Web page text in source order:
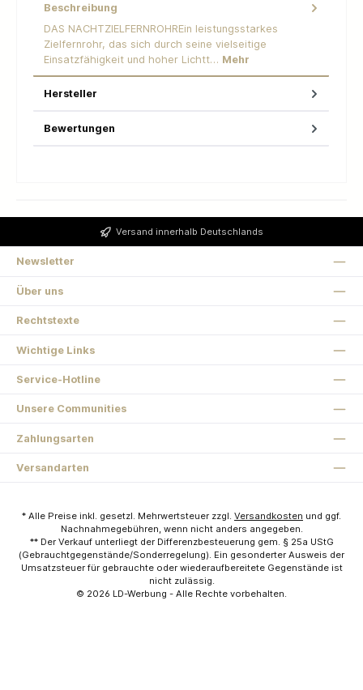
Beschreibung
DAS NACHTZIELFERNROHREin leistungsstarkes
Zielfernrohr, das sich durch seine vielseitige
Einsatzfähigkeit und hoher Lichtt… Mehr
Hersteller
Bewertungen
Versand innerhalb Deutschlands
Newsletter
Über uns
Rechtstexte
Wichtige Links
Service-Hotline
Unsere Communities
Zahlungsarten
Versandarten
* Alle Preise inkl. gesetzl. Mehrwertsteuer zzgl. Versandkosten und ggf.
Nachnahmegebühren, wenn nicht anders angegeben.
** Der Verkauf unterliegt der Differenzbesteuerung gem. § 25a UStG
(Gebrauchtgegenstände/Sonderregelung). Ein gesonderter Ausweis der
Umsatzsteuer für gebrauchte oder wiederaufbereitete Gegenstände ist
nicht zulässig.
© 2026 LD-Werbung - Alle Rechte vorbehalten.